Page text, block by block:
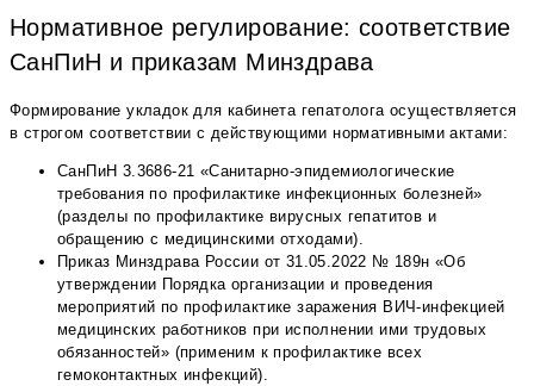
Нормативное регулирование: соответствие
СанПиН и приказам Минздрава
Формирование укладок для кабинета гепатолога осуществляется
в строгом соответствии с действующими нормативными актами:
СанПиН 3.3686-21 «Санитарно-эпидемиологические
требования по профилактике инфекционных болезней»
(разделы по профилактике вирусных гепатитов и
обращению с медицинскими отходами).
Приказ Минздрава России от 31.05.2022 № 189н «Об
утверждении Порядка организации и проведения
мероприятий по профилактике заражения ВИЧ-инфекцией
медицинских работников при исполнении ими трудовых
обязанностей» (применим к профилактике всех
гемоконтактных инфекций).